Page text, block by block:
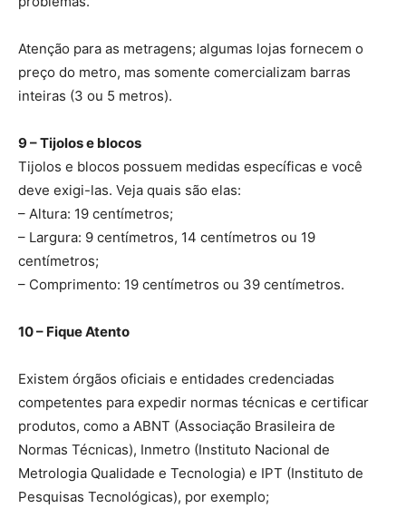
Atenção para as metragens; algumas lojas fornecem o
preço do metro, mas somente comercializam barras
inteiras (3 ou 5 metros).
9 – Tijolos e blocos
Tijolos e blocos possuem medidas específicas e você
deve exigi-las. Veja quais são elas:
– Altura: 19 centímetros;
– Largura: 9 centímetros, 14 centímetros ou 19
centímetros;
– Comprimento: 19 centímetros ou 39 centímetros.
10 – Fique Atento
Existem órgãos oficiais e entidades credenciadas
competentes para expedir normas técnicas e certificar
produtos, como a ABNT (Associação Brasileira de
Normas Técnicas), Inmetro (Instituto Nacional de
Metrologia Qualidade e Tecnologia) e IPT (Instituto de
Pesquisas Tecnológicas), por exemplo;